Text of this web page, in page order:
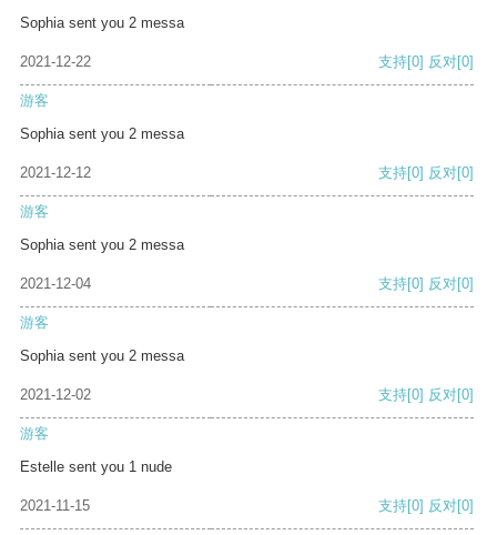
Sophia sent you 2 messa
2021-12-22 支持[0] 反对[0]
游客
Sophia sent you 2 messa
2021-12-12 支持[0] 反对[0]
游客
Sophia sent you 2 messa
2021-12-04 支持[0] 反对[0]
游客
Sophia sent you 2 messa
2021-12-02 支持[0] 反对[0]
游客
Estelle sent you 1 nude
2021-11-15 支持[0] 反对[0]